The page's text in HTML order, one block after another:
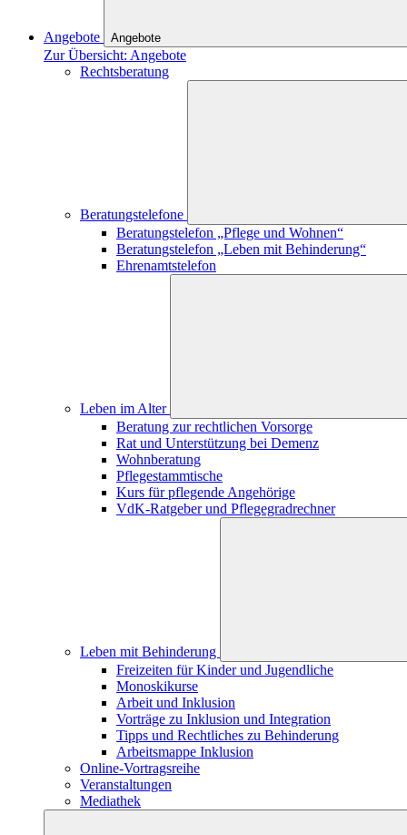
Angebote Angebote
Zur Übersicht: Angebote
Rechtsberatung
Beratungstelefone
Beratungstelefon „Pflege und Wohnen“
Beratungstelefon „Leben mit Behinderung“
Ehrenamtstelefon
Leben im Alter
Beratung zur rechtlichen Vorsorge
Rat und Unterstützung bei Demenz
Wohnberatung
Pflegestammtische
Kurs für pflegende Angehörige
VdK-Ratgeber und Pflegegradrechner
Leben mit Behinderung
Freizeiten für Kinder und Jugendliche
Monoskikurse
Arbeit und Inklusion
Vorträge zu Inklusion und Integration
Tipps und Rechtliches zu Behinderung
Arbeitsmappe Inklusion
Online-Vortragsreihe
Veranstaltungen
Mediathek